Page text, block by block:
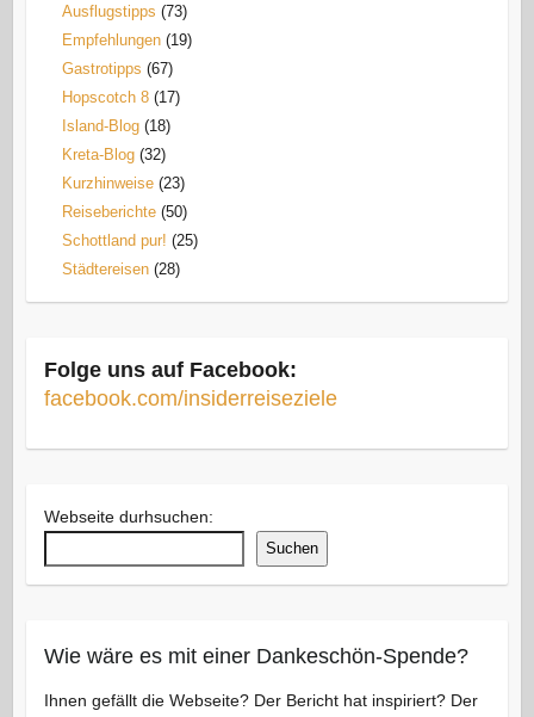
Ausflugstipps (73)
Empfehlungen(19)
Gastrotipps (67)
Hopscotch 8(17)
Island-Blog(18)
Kreta-Blog(32)
Kurzhinweise(23)
Reiseberichte(50)
Schottland pur! (25)
Städtereisen(28)
Folge uns auf Facebook:
facebook.com/insiderreiseziele
Webseite durhsuchen:
Suchen
Wie wäre es mit einer Dankeschön-Spende?
Ihnen gefällt die Webseite? Der Bericht hat inspiriert? Der